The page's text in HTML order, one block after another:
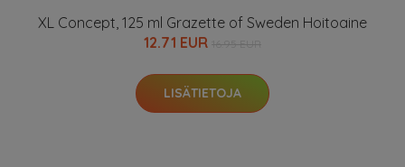
XL Concept, 125 ml Grazette of Sweden Hoitoaine
12.71 EUR
LISÄTIETOJA